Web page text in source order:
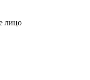
лицо